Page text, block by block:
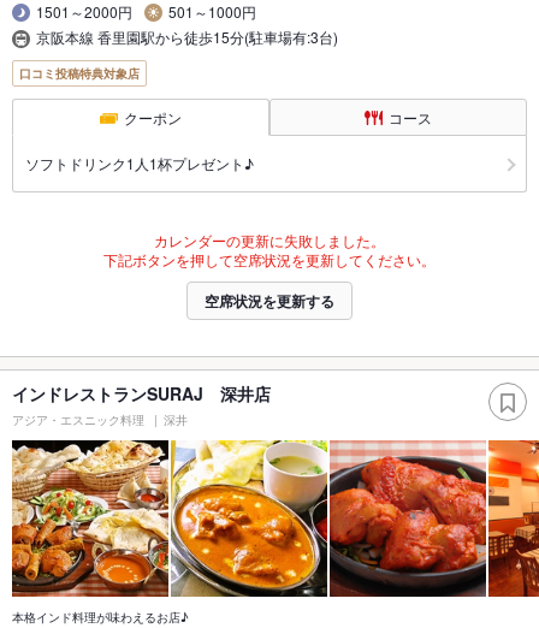
1501～2000円
501～1000円
京阪本線 香里園駅から徒歩15分(駐車場有:3台)
口コミ投稿特典対象店
クーポン コース
ソフトドリンク1人1杯プレゼント♪
カレンダーの更新に失敗しました。
下記ボタンを押して空席状況を更新してください。
空席状況を更新する
インドレストランSURAJ 深井店
アジア・エスニック料理 深井
本格インド料理が味わえるお店♪